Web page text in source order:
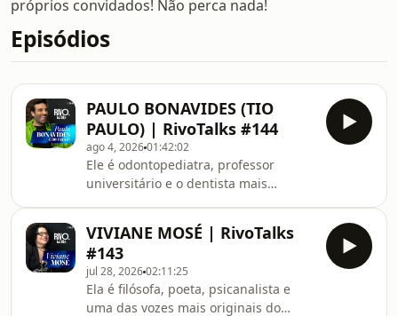
próprios convidados! Não perca nada!
Episódios
PAULO BONAVIDES (TIO
PAULO) | RivoTalks #144
ago 4, 202601:42:02
Ele é odontopediatra, professor
universitário e o dentista mais
Conhecido por atender crianças
típicas e atípicas com paciência,
humor e varinha de glitter, Tio Paulo
construiu uma carreira que junta
consultório, sala de aula e
VIVIANE MOSÉ | RivoTalks
#143
jul 28, 202602:11:25
Ela é filósofa, poeta, psicanalista e
uma das vozes mais originais do